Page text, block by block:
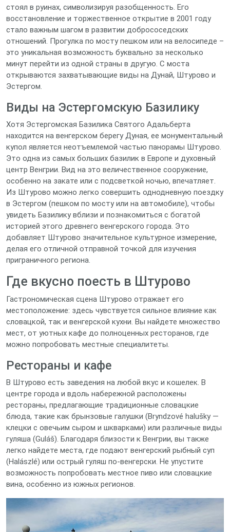
стоял в руинах, символизируя разобщенность. Его
восстановление и торжественное открытие в 2001 году
стало важным шагом в развитии добрососедских
отношений. Прогулка по мосту пешком или на велосипеде –
это уникальная возможность буквально за несколько
минут перейти из одной страны в другую. С моста
открываются захватывающие виды на Дунай, Штурово и
Эстергом.
Виды на Эстергомскую Базилику
Хотя Эстергомская Базилика Святого Адальберта
находится на венгерском берегу Дуная, ее монументальный
купол является неотъемлемой частью панорамы Штурово.
Это одна из самых больших базилик в Европе и духовный
центр Венгрии. Вид на это величественное сооружение,
особенно на закате или с подсветкой ночью, впечатляет.
Из Штурово можно легко совершить однодневную поездку
в Эстергом (пешком по мосту или на автомобиле), чтобы
увидеть Базилику вблизи и познакомиться с богатой
историей этого древнего венгерского города. Это
добавляет Штурово значительное культурное измерение,
делая его отличной отправной точкой для изучения
приграничного региона.
Где вкусно поесть в Штурово
Гастрономическая сцена Штурово отражает его
местоположение: здесь чувствуется сильное влияние как
словацкой, так и венгерской кухни. Вы найдете множество
мест, от уютных кафе до полноценных ресторанов, где
можно попробовать местные специалитеты.
Рестораны и кафе
В Штурово есть заведения на любой вкус и кошелек. В
центре города и вдоль набережной расположены
рестораны, предлагающие традиционные словацкие
блюда, такие как брынзовые галушки (Bryndzové halušky —
клецки с овечьим сыром и шкварками) или различные виды
гуляша (Guláš). Благодаря близости к Венгрии, вы также
легко найдете места, где подают венгерский рыбный суп
(Halászlé) или острый гуляш по-венгерски. Не упустите
возможность попробовать местное пиво или словацкие
вина, особенно из южных регионов.